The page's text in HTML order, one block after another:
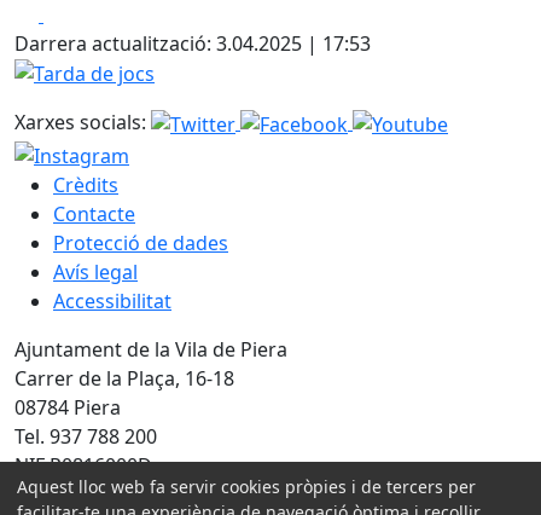
+
−
Darrera actualització: 3.04.2025 | 17:53
Tarda de jocs
Xarxes socials:
Crèdits
Contacte
Protecció de dades
Avís legal
Accessibilitat
Ajuntament de la Vila de Piera
Carrer de la Plaça, 16-18
08784 Piera
Tel. 937 788 200
NIF P0816000D
Aquest lloc web fa servir cookies pròpies i de tercers per